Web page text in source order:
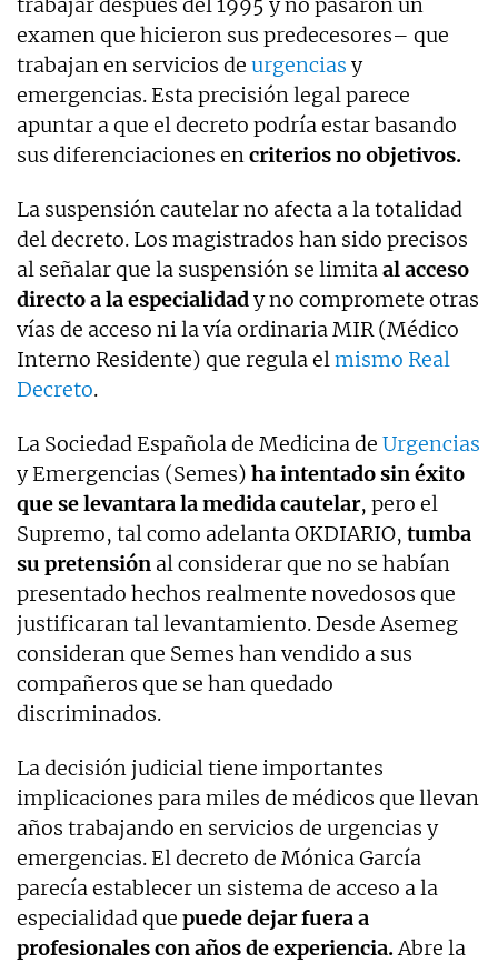
examen que hicieron sus predecesores– que
trabajan en servicios de urgencias y
emergencias. Esta precisión legal parece
apuntar a que el decreto podría estar basando
sus diferenciaciones encriterios no objetivos.
La suspensión cautelar no afecta a la totalidad
del decreto. Los magistrados han sido precisos
al señalar que la suspensión se limitaal acceso
directo a la especialidady no compromete otras
vías de acceso ni la vía ordinaria MIR (Médico
Interno Residente) que regula elmismo Real
Decreto.
La Sociedad Española de Medicina de Urgencias
y Emergencias (Semes) ha intentado sin éxito
que se levantara la medida cautelar, pero el
Supremo, tal como adelanta OKDIARIO, tumba
su pretensión al considerar que no se habían
presentado hechos realmente novedosos que
justificaran tal levantamiento. Desde Asemeg
consideran que Semes han vendido a sus
compañeros que se han quedado
discriminados.
La decisión judicial tiene importantes
implicaciones para miles de médicos que llevan
años trabajando en servicios de urgencias y
emergencias. El decreto de Mónica García
parecía establecer un sistema de acceso a la
especialidad que puede dejar fuera a
profesionales con años de experiencia.Abre la